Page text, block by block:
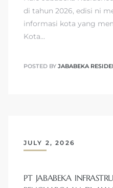
di tahun 2026, edisi ni
informasi kota yang
Kota…
POSTED BY JABABEKA
JULY 2, 2026
PT JABABEKA